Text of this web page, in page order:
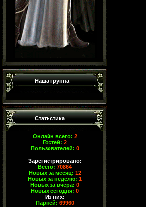
Наша группа
Статистика
Онлайн всего: 2
Гостей: 2
Пользователей: 0
Зарегистрировано:
Всего: 70864
Новых за месяц: 12
Новых за неделю: 1
Новых за вчера: 0
Новых сегодня: 0
Из них:
Парней: 69960